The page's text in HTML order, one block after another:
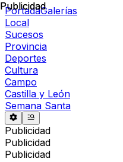
PortadaGalerías
Local
Sucesos
Provincia
Deportes
Cultura
Campo
Castilla y León
Semana Santa
Publicidad
Publicidad
Publicidad
Publicidad
Publicidad